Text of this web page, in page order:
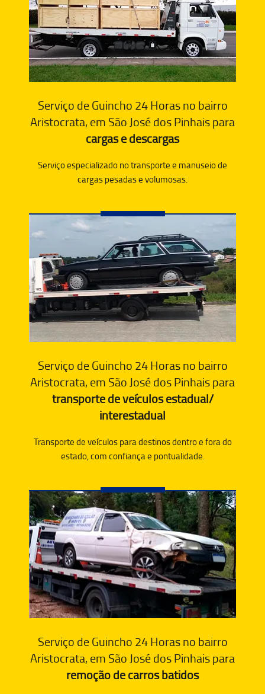
Serviço de Guincho 24 Horas no bairro
Aristocrata, em São José dos Pinhais para
cargas e descargas
Serviço especializado no transporte e manuseio de
cargas pesadas e volumosas.
Serviço de Guincho 24 Horas no bairro
Aristocrata, em São José dos Pinhais para
transporte de veículos estadual/
interestadual
Transporte de veículos para destinos dentro e fora do
estado, com confiança e pontualidade.
Serviço de Guincho 24 Horas no bairro
Aristocrata, em São José dos Pinhais para
remoção de carros batidos